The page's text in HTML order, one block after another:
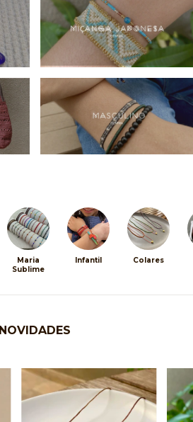
Maria
Sublime
Infantil Colares
NOVIDADES